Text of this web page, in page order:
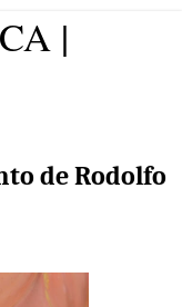
|
de Rodolfo